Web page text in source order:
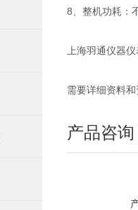
8、整机功耗：
上海羽通仪器
需要详细资料
产品咨询